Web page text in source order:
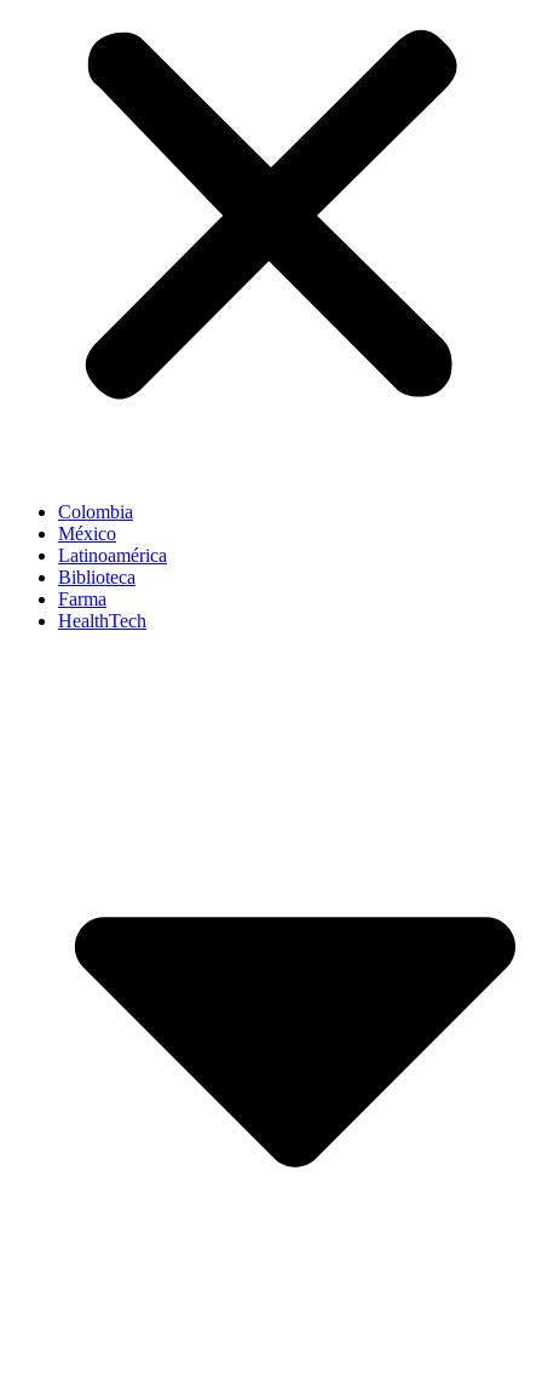
Colombia
México
Latinoamérica
Biblioteca
Farma
HealthTech